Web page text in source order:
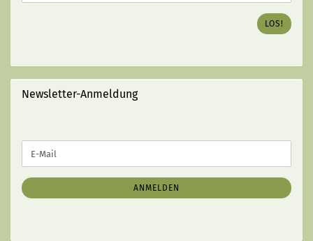
ISBN
(MIT
STRICHEN):
LOS!
Newsletter-Anmeldung
ZUR
ANMELDUNG
E-
Mail
ANMELDEN